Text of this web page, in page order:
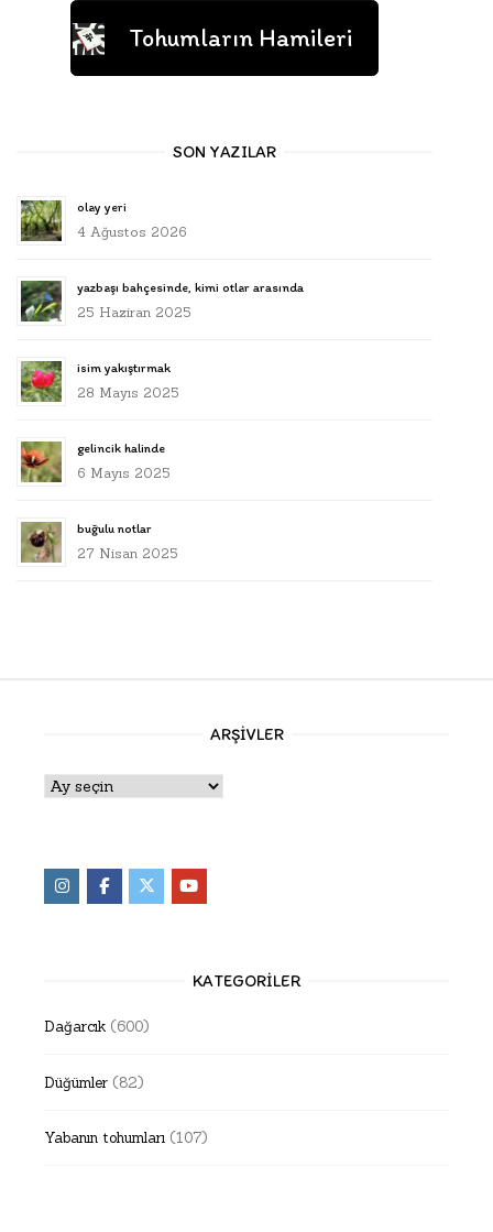
Tohumların Hamileri
SON YAZILAR
olay yeri
4 Ağustos 2026
yazbaşı bahçesinde, kimi otlar arasında
25 Haziran 2025
isim yakıştırmak
28 Mayıs 2025
gelincik halinde
6 Mayıs 2025
buğulu notlar
27 Nisan 2025
ARŞIVLER
Arşivler
KATEGORILER
Dağarcık (600)
Düğümler (82)
Yabanın tohumları (107)